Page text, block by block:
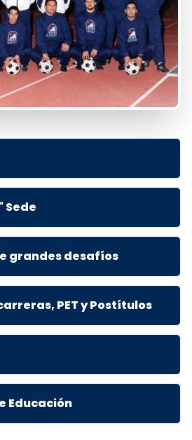
Sede
grandes desafíos
PET y Postítulos
Educación